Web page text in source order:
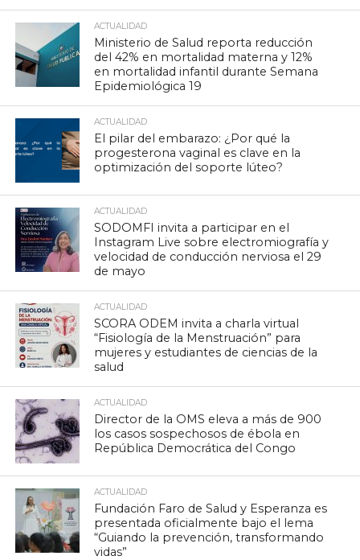
ACTUALIDAD
Ministerio de Salud reporta reducción
del 42% en mortalidad materna y 12%
en mortalidad infantil durante Semana
Epidemiológica 19
ACTUALIDAD
El pilar del embarazo: ¿Por qué la
progesterona vaginal es clave en la
optimización del soporte lúteo?
ACTUALIDAD
SODOMFI invita a participar en el
Instagram Live sobre electromiografía y
velocidad de conducción nerviosa el 29
de mayo
ACTUALIDAD
SCORA ODEM invita a charla virtual
“Fisiología de la Menstruación” para
mujeres y estudiantes de ciencias de la
salud
ACTUALIDAD
Director de la OMS eleva a más de 900
los casos sospechosos de ébola en
República Democrática del Congo
ACTUALIDAD
Fundación Faro de Salud y Esperanza es
presentada oficialmente bajo el lema
“Guiando la prevención, transformando
vidas”